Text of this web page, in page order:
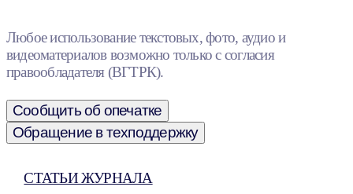
Любое использование текстовых, фото, аудио и
видеоматериалов возможно только с согласия
правообладателя (ВГТРК).
Сообщить об опечатке
Обращение в техподдержку
СТАТЬИ ЖУРНАЛА